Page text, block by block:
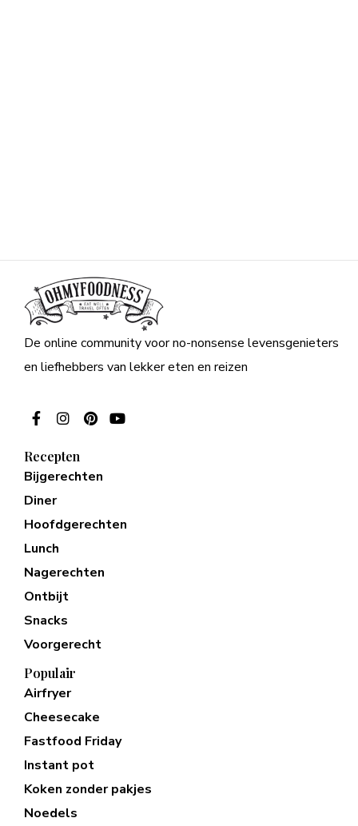
De online community voor no-nonsense levensgenieters
en liefhebbers van lekker eten en reizen
Recepten
Bijgerechten
Diner
Hoofdgerechten
Lunch
Nagerechten
Ontbijt
Snacks
Voorgerecht
Populair
Airfryer
Cheesecake
Fastfood Friday
Instant pot
Koken zonder pakjes
Noedels